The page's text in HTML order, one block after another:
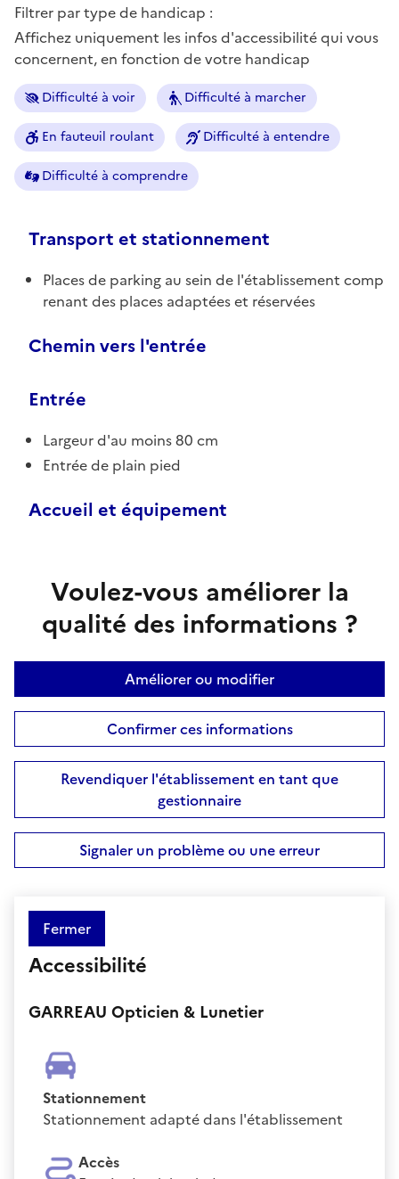
Filtrer par type de handicap :
Affichez uniquement les infos d'accessibilité qui vous
concernent, en fonction de votre handicap
Difficulté à voir Difficulté à marcher
En fauteuil roulant Difficulté à entendre
Difficulté à comprendre
Transport et stationnement
Places de parking au sein de l'établissement comp
renant des places adaptées et réservées
Chemin vers l'entrée
Entrée
Largeur d'au moins 80 cm
Entrée de plain pied
Accueil et équipement
Voulez-vous améliorer la
qualité des informations ?
Améliorer ou modifier
Confirmer ces informations
Revendiquer l'établissement en tant que
gestionnaire
Signaler un problème ou une erreur
Fermer
Accessibilité
GARREAU Opticien & Lunetier
Stationnement
Stationnement adapté dans l'établissement
Accès